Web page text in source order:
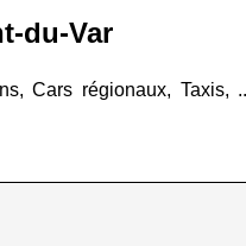
du-Var
Cars régionaux, Taxis,